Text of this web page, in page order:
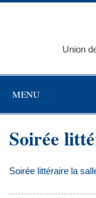
Skip
Union
MENU
Soirée
Soirée littéraire la